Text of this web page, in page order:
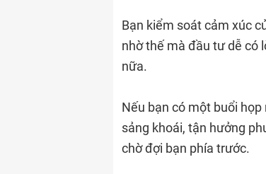
Bạn kiểm soát cảm xúc
nhờ thế mà đầu tư dễ có
nữa.
Nếu bạn có một buổi
sảng khoái, tận hưởng
chờ đợi bạn phía trước.